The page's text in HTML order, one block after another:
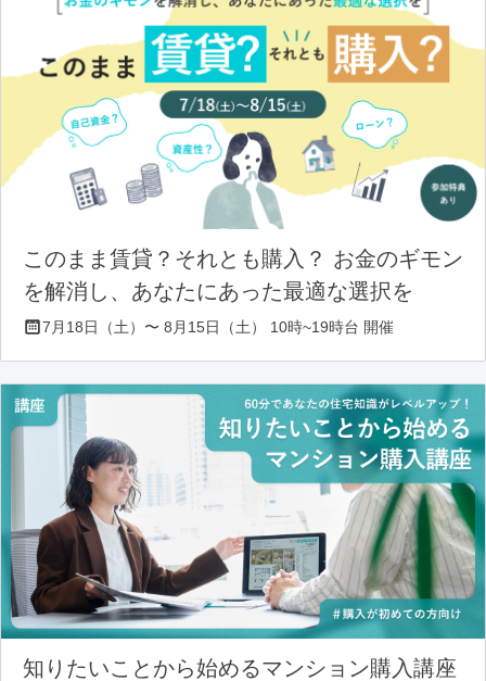
このまま賃貸？それとも購入？ お金のギモン
を解消し、あなたにあった最適な選択を
7月18日（土）〜 8月15日（土） 10時~19時台 開催
知りたいことから始めるマンション購入講座